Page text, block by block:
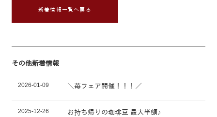
新着情報一覧へ戻る
その他新着情報
2026-01-09 ＼苺フェア開催！！！／
2025-12-26 お持ち帰りの珈琲豆 最大半額♪